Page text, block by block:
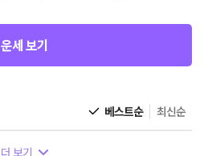
운세 보기
베스트순 최신순
더 보기